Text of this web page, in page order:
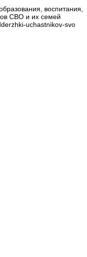
воспитания,
СВО и их семей
uchastnikov-svo